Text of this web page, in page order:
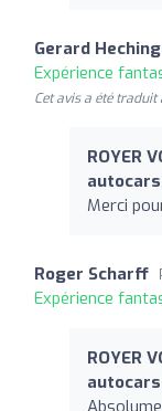
Gerard
Expérience
Cet avis a été
ROYER
Merci
Roger Scharff
Expérience
ROYER